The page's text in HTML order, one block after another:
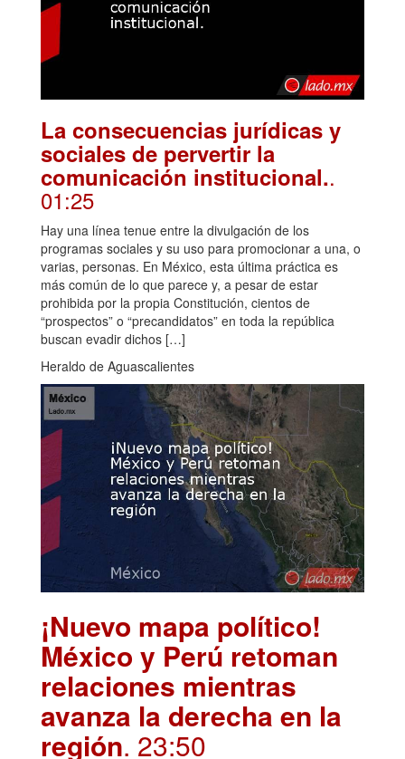
La consecuencias jurídicas y
sociales de pervertir la
comunicación institucional..
01:25
Hay una línea tenue entre la divulgación de los
programas sociales y su uso para promocionar a una, o
varias, personas. En México, esta última práctica es
más común de lo que parece y, a pesar de estar
prohibida por la propia Constitución, cientos de
“prospectos” o “precandidatos” en toda la república
buscan evadir dichos […]
Heraldo de Aguascalientes
¡Nuevo mapa político!
México y Perú retoman
relaciones mientras
avanza la derecha en la
región. 23:50